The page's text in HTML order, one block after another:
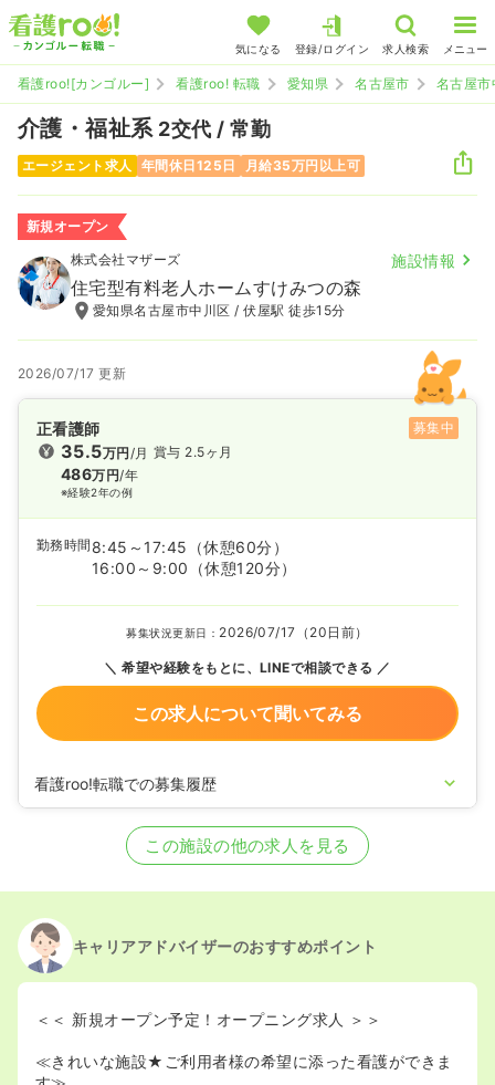
気になる 登録/ログイン 求人検索 メニュー
看護roo![カンゴルー] 看護roo! 転職 愛知県 名古屋市 名古屋市
介護・福祉系 2交代 / 常勤
エージェント求人 年間休日125日 月給35万円以上可
新規オープン
株式会社マザーズ
施設情報
住宅型有料老人ホームすけみつの森
愛知県名古屋市中川区 / 伏屋駅 徒歩15分
2026/07/17 更新
正看護師 募集中
35.5万円/月
486万円/年
※経験2年の例
賞与 2.5ヶ月
勤務時間 8:45～17:45
（休憩60分）
16:00～9:00
（休憩120分）
募集状況更新日： 2026/07/17（20日前）
希望や経験をもとに、LINEで相談できる
この求人について聞いてみる
看護roo!転職での募集履歴
正看護師の募集を休止
正看護師の募集を開始
2024/10/30正看護師を募集中
この施設の他の求人を見る
キャリアアドバイザーのおすすめポイント
＜＜ 新規オープン予定！オープニング求人 ＞＞
≪きれいな施設★ご利用者様の希望に添った看護ができま